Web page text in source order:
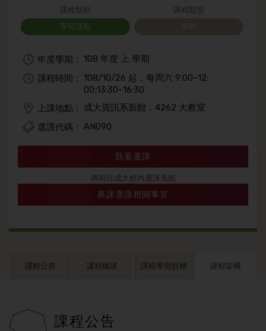
課程類別
學分課程
課程類型
年度學期：
108 年度 上 學期
課程時間：
108/10/26 起，每周六 9:00~12:
00;13:30~16:30
上課地點：
成大資訊系新館，4262 大教室
選課代碼： AN090
我要選課
將前往成大校內選課系統
募課選課相關事宜
課程公告 課程概述 課程學習目標 課程架構
課程公告